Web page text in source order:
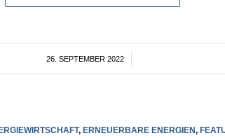
26. SEPTEMBER 2022
/
, ERNEUERBARE ENERGIEN